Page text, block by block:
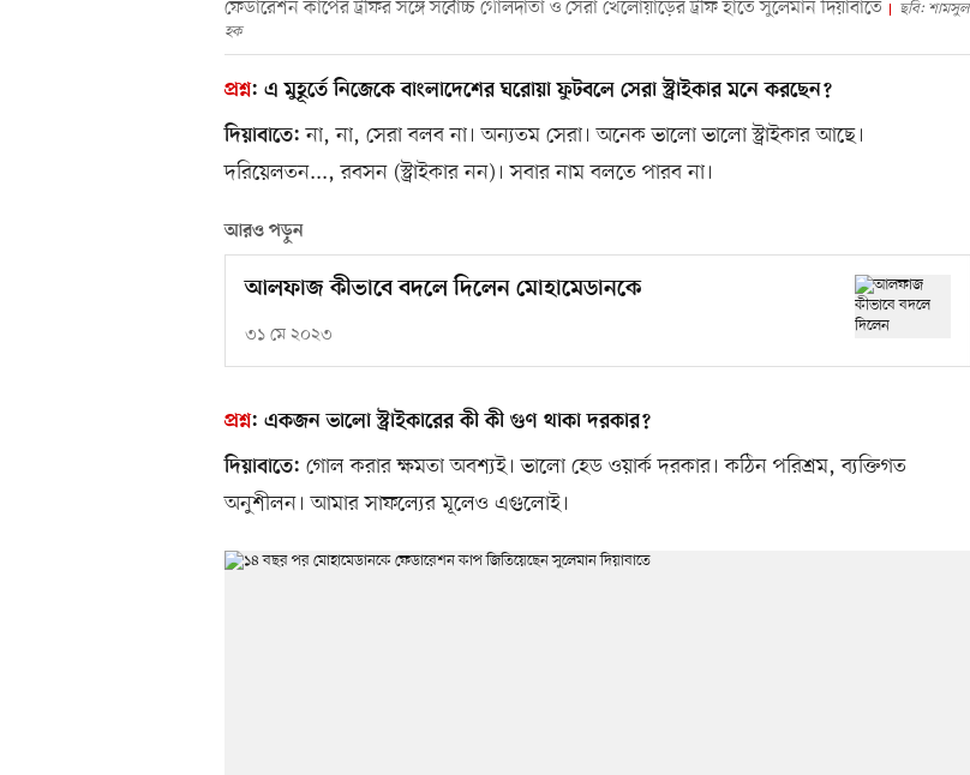
ফেডারেশন কাপের ট্রফির সঙ্গে সর্বোচ্চ গোলদাতা ও সেরা খেলোয়াড়ের ট্রফি হাতে সুলেমান দিয়াবাতে
ছবি: শামসুল
হক
প্রশ্ন: এ মুহূর্তে নিজেকে বাংলাদেশের ঘরোয়া ফুটবলে সেরা স্ট্রাইকার মনে করছেন?
দিয়াবাতে: না, না, সেরা বলব না। অন্যতম সেরা। অনেক ভালো ভালো স্ট্রাইকার আছে।
দরিয়েলতন..., রবসন (স্ট্রাইকার নন)। সবার নাম বলতে পারব না।
আরও পড়ুন
আলফাজ কীভাবে বদলে দিলেন মোহামেডানকে
৩১ মে ২০২৩
প্রশ্ন: একজন ভালো স্ট্রাইকারের কী কী গুণ থাকা দরকার?
দিয়াবাতে: গোল করার ক্ষমতা অবশ্যই। ভালো হেড ওয়ার্ক দরকার। কঠিন পরিশ্রম, ব্যক্তিগত
অনুশীলন। আমার সাফল্যের মূলেও এগুলোই।